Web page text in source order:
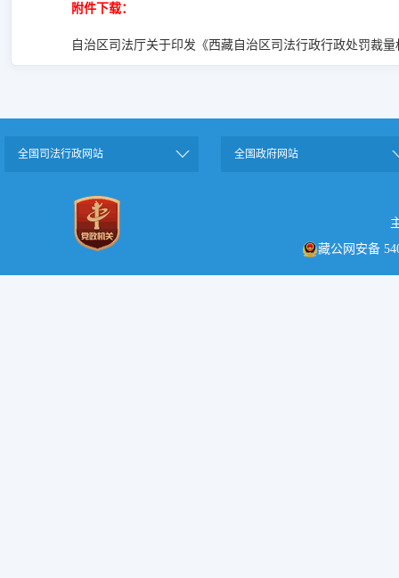
附件下载：
自治区司法厅关于印发《西藏自治区司法行政行政处罚裁
全国司法行政网站 全国政府网站
藏公网安备